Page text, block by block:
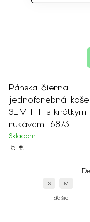
Pánska čierna
jednofarebná
SLIM FIT s krátkym
rukávom 16873
Skladom
15 €
S M
+ ďalšie